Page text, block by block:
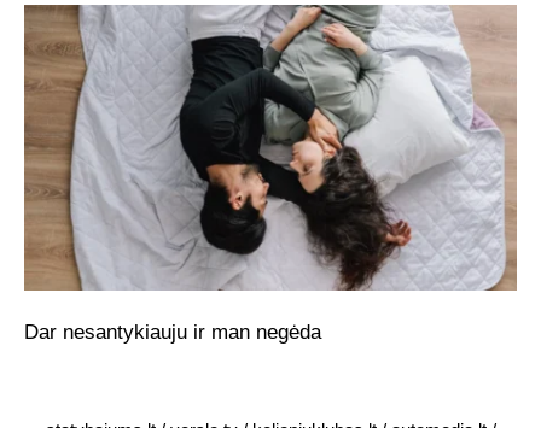
Dar nesantykiauju ir man negėda